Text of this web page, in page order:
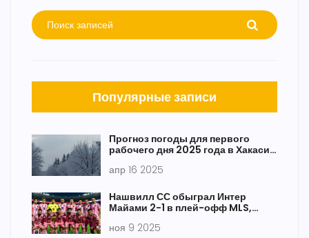
Популярные записи
Прогноз погоды для первого
рабочего дня 2025 года в Хакасии
апр 16 2025
Нашвилл СС обыграл Интер
Майами 2-1 в плей-офф MLS,
3
ноя 9 2025